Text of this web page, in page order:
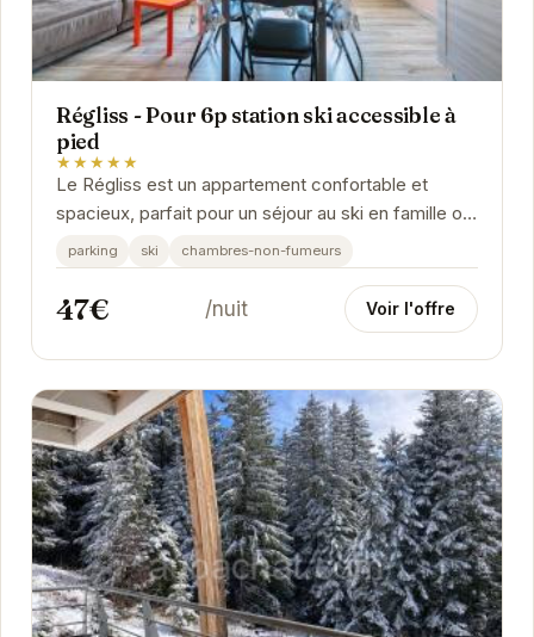
Régliss - Pour 6p station ski accessible à
pied
★★★★★
Le Régliss est un appartement confortable et
spacieux, parfait pour un séjour au ski en famille ou
entre amis. Sa situation privilégiée au pied...
parking ski chambres-non-fumeurs
47€ /nuit Voir l'offre